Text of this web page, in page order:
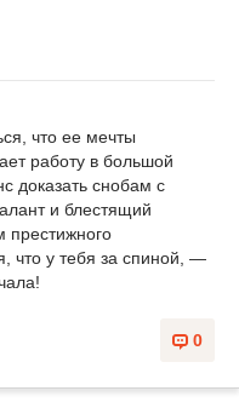
что ее мечты
работу в большой
доказать снобам с
и блестящий
престижного
что у тебя за спиной, —
0